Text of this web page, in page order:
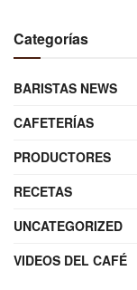
Categorías
BARISTAS NEWS
CAFETERÍAS
PRODUCTORES
RECETAS
UNCATEGORIZED
VIDEOS DEL CAFÉ